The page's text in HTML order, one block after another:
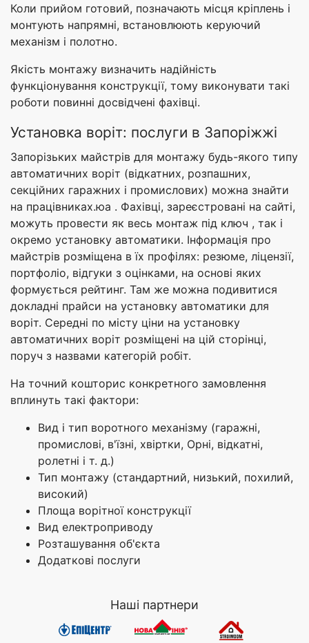
Коли прийом готовий, позначають місця кріплень і
монтують напрямні, встановлюють керуючий
механізм і полотно.
Якість монтажу визначить надійність
функціонування конструкції, тому виконувати такі
роботи повинні досвідчені фахівці.
Установка воріт: послуги в Запоріжжі
Запорізьких майстрів для монтажу будь-якого типу
автоматичних воріт (відкатних, розпашних,
секційних гаражних і промислових) можна знайти
на працівниках.юа . Фахівці, зареєстровані на сайті,
можуть провести як весь монтаж під ключ , так і
окремо установку автоматики. Інформація про
майстрів розміщена в їх профілях: резюме, ліцензії,
портфоліо, відгуки з оцінками, на основі яких
формується рейтинг. Там же можна подивитися
докладні прайси на установку автоматики для
воріт. Середні по місту ціни на установку
автоматичних воріт розміщені на цій сторінці,
поруч з назвами категорій робіт.
На точний кошторис конкретного замовлення
вплинуть такі фактори:
Вид і тип воротного механізму (гаражні,
промислові, в'їзні, хвіртки, Орні, відкатні,
ролетні і т. д.)
Тип монтажу (стандартний, низький, похилий,
високий)
Площа ворітної конструкції
Вид електроприводу
Розташування об'єкта
Додаткові послуги
Наші партнери